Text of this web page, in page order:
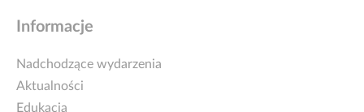
Informacje
Nadchodzące wydarzenia
Aktualności
Edukacja